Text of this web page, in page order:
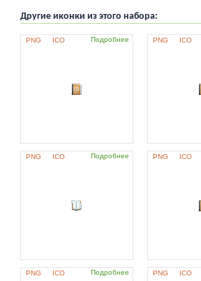
Другие иконки из этого набора:
PNG ICO Подробнее PNG ICO
PNG ICO Подробнее PNG ICO
PNG ICO Подробнее PNG ICO